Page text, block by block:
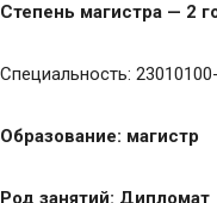
Степень магистра — 2
Специальность:
Образование: магистр
Род занятий: Дипломат